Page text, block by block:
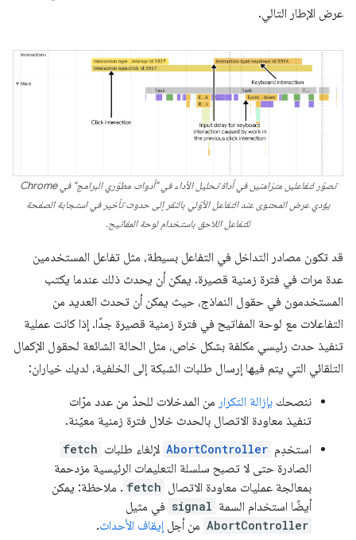
عرض الإطار التالي.
تصوّر لتفاعلين متزامنين في أداة تحليل الأداء في "أدوات مطوّري البرامج" في Chrome
يؤدي عرض المحتوى عند التفاعل الأوّلي بالنقر إلى حدوث تأخير في استجابة الصفحة
للتفاعل اللاحق باستخدام لوحة المفاتيح.
قد تكون مصادر التداخل في التفاعل بسيطة، مثل تفاعل المستخدمين
عدة مرات في فترة زمنية قصيرة. يمكن أن يحدث ذلك عندما يكتب
المستخدمون في حقول النماذج، حيث يمكن أن تحدث العديد من
التفاعلات مع لوحة المفاتيح في فترة زمنية قصيرة جدًا. إذا كانت عملية
تنفيذ حدث رئيسي مكلفة بشكل خاص، مثل الحالة الشائعة لحقول الإكمال
التلقائي التي يتم فيها إرسال طلبات الشبكة إلى الخلفية، لديك خياران:
ننصحك بإزالة التكرار من المدخلات للحدّ من عدد مرّات
تنفيذ معاودة الاتصال بالحدث خلال فترة زمنية معيّنة.
استخدِم AbortController لإلغاء طلبات fetch
الصادرة حتى لا تصبح سلسلة التعليمات الرئيسية مزدحمة
بمعالجة عمليات معاودة الاتصال fetch . ملاحظة: يمكن
أيضًا استخدام السمة signal في مثيل
AbortController من أجل إيقاف الأحداث.